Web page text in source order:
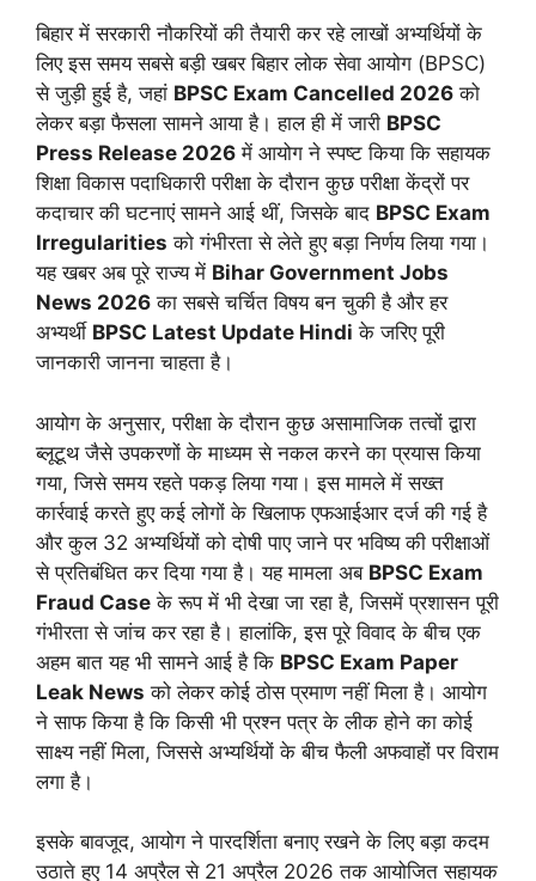
बिहार में सरकारी नौकरियों की तैयारी कर रहे लाखों अभ्यर्थियों के
लिए इस समय सबसे बड़ी खबरबिहार लोक सेवा आयोग (BPSC)
से जुड़ी हुई है, जहां BPSC Exam Cancelled 2026 को
लेकर बड़ा फैसला सामने आया है। हाल ही में जारी BPSC
Press Release 2026 में आयोग ने स्पष्ट किया कि सहायक
शिक्षा विकास पदाधिकारी परीक्षा के दौरान कुछ परीक्षा केंद्रों पर
कदाचार की घटनाएं सामने आई थीं, जिसके बाद BPSC Exam
Irregularities को गंभीरता से लेते हुए बड़ा निर्णय लिया गया।
यह खबर अब पूरे राज्य में Bihar Government Jobs
News 2026 का सबसे चर्चित विषय बन चुकी है और हर
अभ्यर्थी BPSC Latest Update Hindi के जरिए पूरी
जानकारी जानना चाहता है।
आयोग के अनुसार, परीक्षा के दौरान कुछ असामाजिक तत्वों द्वारा
ब्लूटूथ जैसे उपकरणों के माध्यम से नकल करने का प्रयास किया
गया, जिसे समय रहते पकड़ लिया गया। इस मामले में सख्त
कार्रवाई करते हुए कई लोगों के खिलाफ एफआईआर दर्ज की गई है
और कुल 32 अभ्यर्थियों को दोषी पाए जाने पर भविष्य की परीक्षाओं
से प्रतिबंधित कर दिया गया है। यह मामला अब BPSC Exam
Fraud Case के रूप में भी देखा जा रहा है, जिसमें प्रशासन पूरी
गंभीरता से जांच कर रहा है। हालांकि, इस पूरे विवाद के बीच एक
अहम बात यह भी सामने आई है कि BPSC Exam Paper
Leak News को लेकर कोई ठोस प्रमाण नहीं मिला है। आयोग
ने साफ किया है कि किसी भी प्रश्न पत्र के लीक होने का कोई
साक्ष्य नहीं मिला, जिससे अभ्यर्थियों के बीच फैली अफवाहों पर विराम
लगा है।
इसके बावजूद, आयोग ने पारदर्शिता बनाए रखने के लिए बड़ा कदम
उठाते हुए 14 अप्रैल से 21 अप्रैल 2026 तक आयोजित सहायक